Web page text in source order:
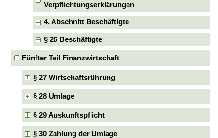
Verpflichtungserklärungen
4. Abschnitt Beschäftigte
§ 26 Beschäftigte
Fünfter Teil Finanzwirtschaft
§ 27 Wirtschaftsrührung
§ 28 Umlage
§ 29 Auskunftspflicht
§ 30 Zahlung der Umlage